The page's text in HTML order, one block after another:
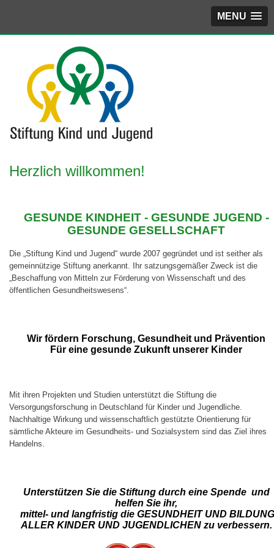
MENU
Herzlich willkommen!
GESUNDE KINDHEIT - GESUNDE JUGEND -
GESUNDE GESELLSCHAFT
Die „Stiftung Kind und Jugend“ wurde 2007 gegründet und ist seither als
gemeinnützige Stiftung anerkannt. Ihr satzungsgemäßer Zweck ist die
„Beschaffung von Mitteln zur Förderung von Wissenschaft und des
öffentlichen Gesundheitswesens“.
Wir fördern Forschung, Gesundheit und Prävention
Für eine gesunde Zukunft unserer Kinder
Mit ihren Projekten und Studien unterstützt die Stiftung die
Versorgungsforschung in Deutschland für Kinder und Jugendliche.
Nachhaltige Wirkung und wissenschaftlich gestützte Orientierung für
sämtliche Akteure im Gesundheits- und Sozialsystem sind das Ziel ihres
Handelns.
Unterstützen Sie die Stiftung durch eine Spende und
helfen Sie ihr,
mittel- und langfristig die GESUNDHEIT UND BILDUNG
ALLER KINDER UND JUGENDLICHENzu verbessern.